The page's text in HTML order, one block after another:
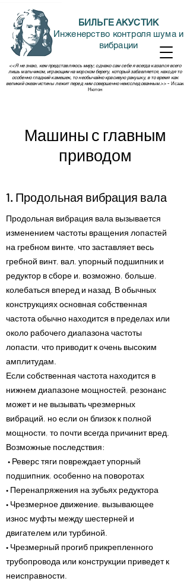
БИЛЬГЕ АКУСТИК
Инженерство контроля шума и
вибрации
<<Я не знаю, кем представляюсь миру; однако сам себе я всегда казался всего
лишь мальчиком, играющим на морском берегу, который забавляется, находя то
особенно гладкий камешек, то необычайно красивую ракушку, в то время как
великий океан истины лежит перед ним совершенно неисследованным.>> - Исаак
Нютон
Машины с главным
приводом
1. Продольная вибрация вала
Продольная вибрация вала вызывается
изменением частоты вращения лопастей
на гребном винте, что заставляет весь
гребной винт, вал, упорный подшипник и
редуктор в сборе и, возможно, больше,
колебаться вперед и назад. В обычных
конструкциях основная собственная
частота обычно находится в пределах или
около рабочего диапазона частоты
лопасти, что приводит к очень высоким
амплитудам.
Если собственная частота находится в
нижнем диапазоне мощностей, резонанс
может и не вызывать чрезмерных
вибраций, но если он близок к полной
мощности, то почти всегда причинит вред.
Возможные последствия:
• Реверс тяги повреждает упорный
подшипник, особенно на поворотах
• Перенапряжения на зубьях редуктора
• Чрезмерное движение, вызывающее
износ муфты между шестерней и
двигателем или турбиной.
• Чрезмерный прогиб прикрепленного
трубопровода или конструкции приведет к
неисправности.